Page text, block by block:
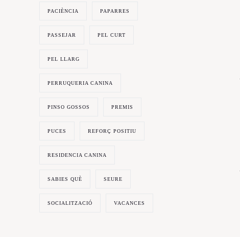
PACIÈNCIA PAPARRES
PASSEJAR PEL CURT
PEL LLARG
PERRUQUERIA CANINA
PINSO GOSSOS PREMIS
PUCES REFORÇ POSITIU
RESIDENCIA CANINA
SABIES QUÈ SEURE
SOCIALITZACIÓ VACANCES